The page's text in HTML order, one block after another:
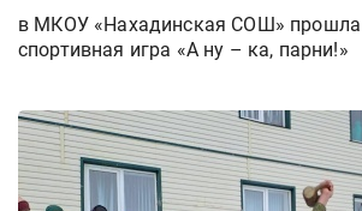
в МКОУ «Нахадинская СОШ» прошла
спортивная игра «А ну – ка, парни!»